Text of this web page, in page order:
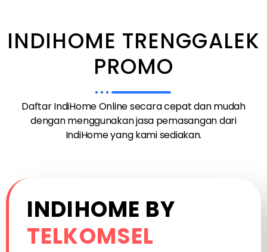
INDIHOME TRENGGALEK
PROMO
Daftar IndiHome Online secara cepat dan mudah
dengan menggunakan jasa pemasangan dari
IndiHome yang kami sediakan.
INDIHOME BY
TELKOMSEL